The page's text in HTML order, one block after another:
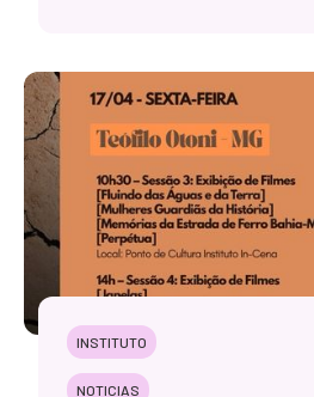
INSTITUTO
NOTICIAS